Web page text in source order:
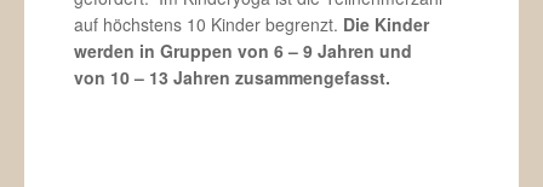
auf höchstens 10 Kinder begrenzt. Die Kinder
werden in Gruppen von 6 – 9 Jahren und
von 10 – 13 Jahren zusammengefasst.